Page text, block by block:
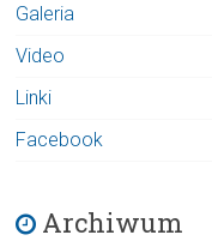
Galeria
Video
Linki
Facebook
Archiwum